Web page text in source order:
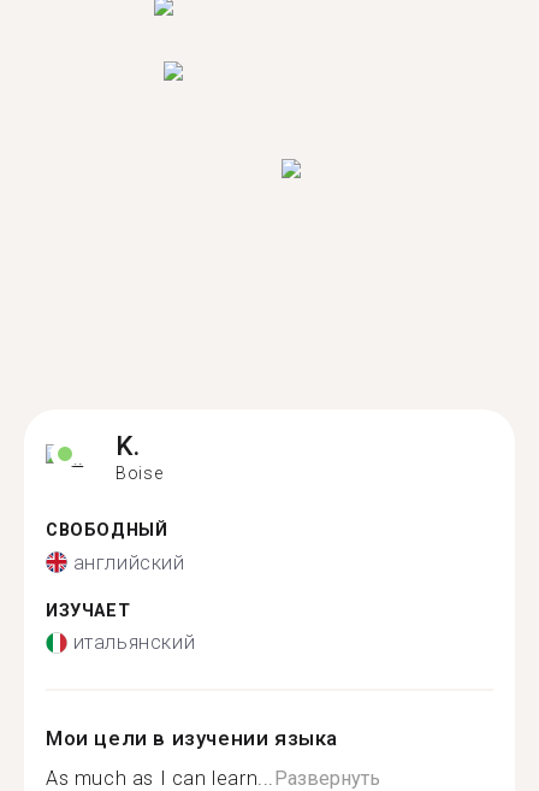
K.
Boise
СВОБОДНЫЙ
английский
ИЗУЧАЕТ
итальянский
Мои цели в изучении языка
As much as I can learn...Развернуть